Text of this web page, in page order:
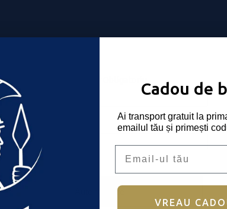
utilizator sau email
*Obligatoriu
Ține-mă minte
Autentificare
Cadou de
Ai transport gratuit la
emailul tău și primești
VREAU